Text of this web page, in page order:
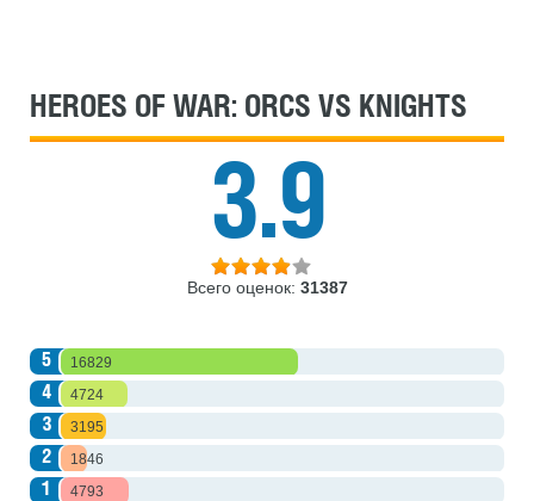
HEROES OF WAR: ORCS VS KNIGHTS
3.9
Всего оценок: 31387
5 16829
4 4724
3 3195
2 1846
1 4793